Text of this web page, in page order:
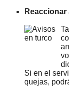
Si en el
quejas,